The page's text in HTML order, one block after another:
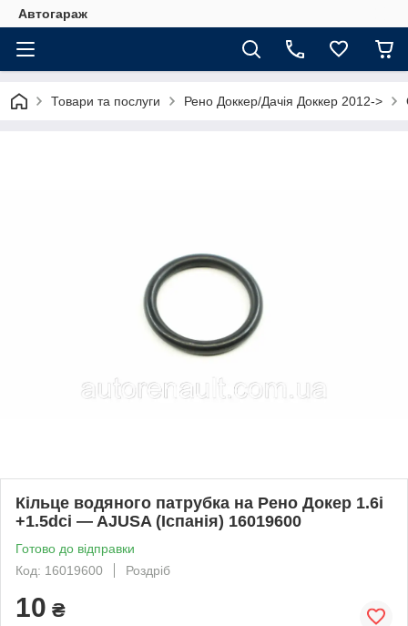
Автогараж
Товари та послуги Рено Доккер/Дачія Доккер 2012->
Кільце водяного патрубка на Рено Докер 1.6i
+1.5dci — AJUSA (Іспанія) 16019600
Готово до відправки
Код: 16019600
Роздріб
10 ₴